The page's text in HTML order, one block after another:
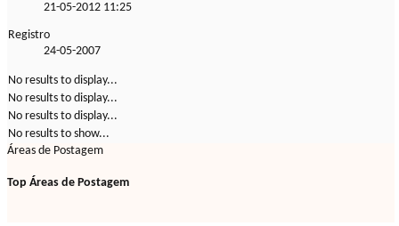
21-05-2012 11:25
Registro
24-05-2007
No results to display...
No results to display...
No results to display...
No results to show...
Áreas de Postagem
Top Áreas de Postagem